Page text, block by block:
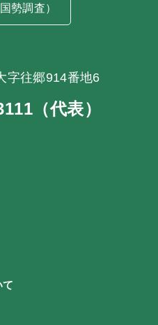
勢調査）
字往郷914番地6
（代表）
て